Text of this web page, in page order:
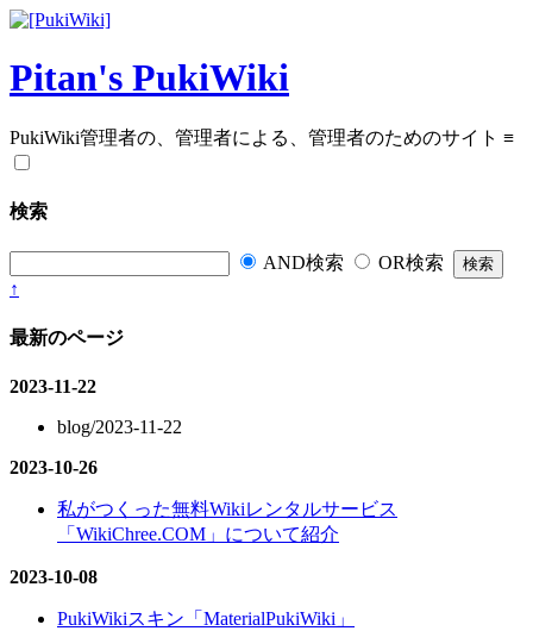
Pitan's PukiWiki
PukiWiki管理者の、管理者による、管理者のためのサイト ≡
検索
AND検索
OR検索
↑
最新のページ
2023-11-22
blog/2023-11-22
2023-10-26
私がつくった無料Wikiレンタルサービス
「WikiChree.COM」について紹介
2023-10-08
PukiWikiスキン「MaterialPukiWiki」